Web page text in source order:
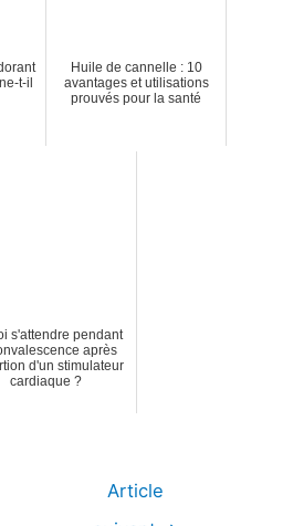
t-il
Huile de cannelle : 10
avantages et utilisations
prouvés pour la santé
s'attendre pendant
après
d'un stimulateur
cardiaque ?
Article